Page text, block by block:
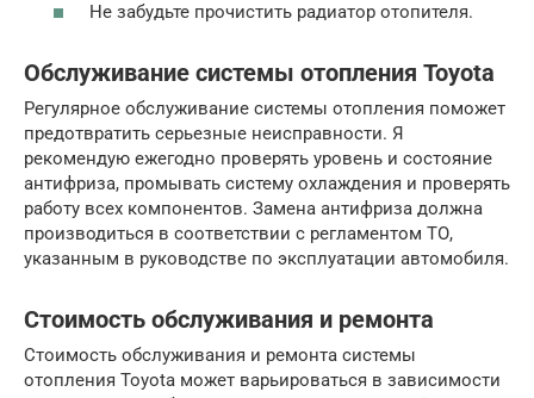
Не забудьте прочистить радиатор отопителя.
Обслуживание системы отопления Toyota
Регулярное обслуживание системы отопления поможет
предотвратить серьезные неисправности. Я
рекомендую ежегодно проверять уровень и состояние
антифриза, промывать систему охлаждения и проверять
работу всех компонентов. Замена антифриза должна
производиться в соответствии с регламентом ТО,
указанным в руководстве по эксплуатации автомобиля.
Стоимость обслуживания и ремонта
Стоимость обслуживания и ремонта системы
отопления Toyota может варьироваться в зависимости